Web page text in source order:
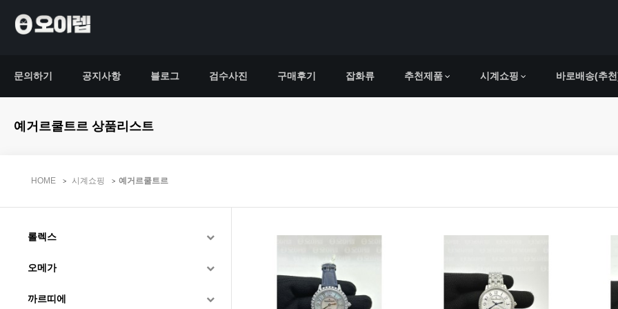
문의하기 공지사항 블로그 검수사진 구매후기 잡화류 추천제품 시계쇼핑 바로배송(추
예거르쿨트르 상품리스트
HOME 시계쇼핑 예거르쿨트르
롤렉스
오메가
까르띠에